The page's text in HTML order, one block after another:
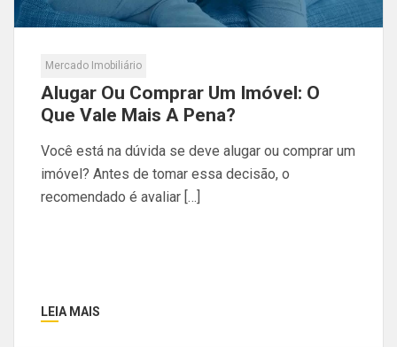
Mercado Imobiliário
Alugar Ou Comprar Um Imóvel: O
Que Vale Mais A Pena?
Você está na dúvida se deve alugar ou comprar um
imóvel? Antes de tomar essa decisão, o
recomendado é avaliar […]
LEIA MAIS